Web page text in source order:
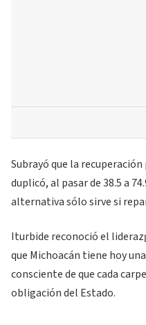
Subrayó que la
duplicó, al pasar de 38.5 a
alternativa sólo sirve si
Iturbide reconoció el
que Michoacán tiene hoy
consciente de que cada
obligación del Estado.